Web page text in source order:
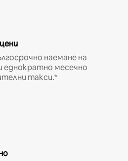
наемане на
еднократно месечно
такси.*